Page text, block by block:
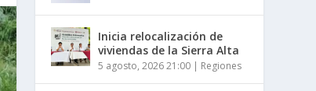
Inicia relocalización de
viviendas de la Sierra Alta
5 agosto, 2026 21:00 | Regiones